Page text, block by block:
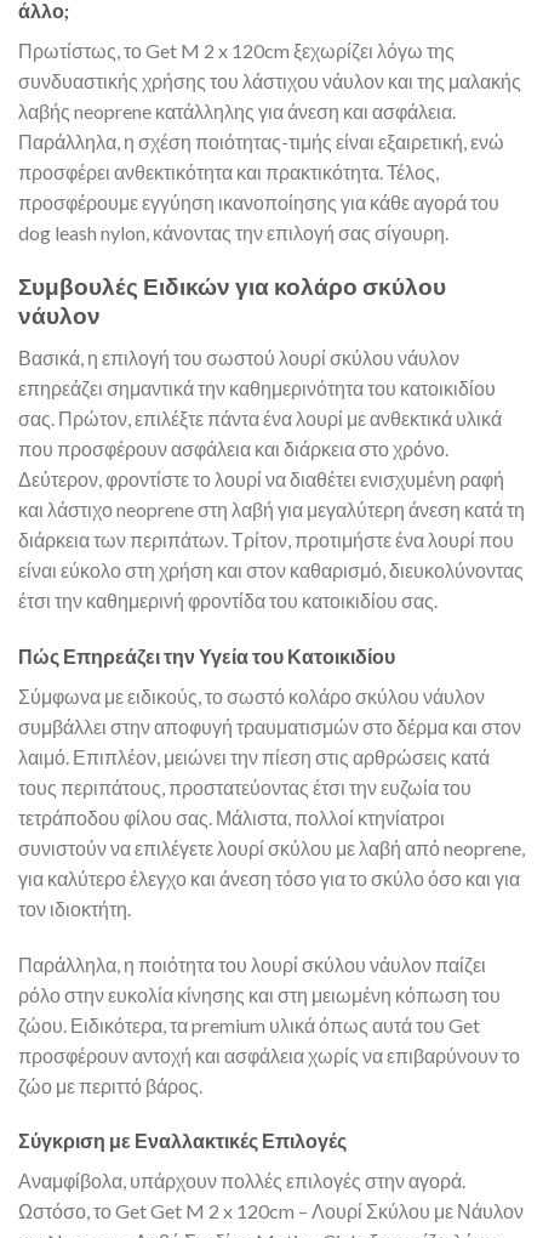
άλλο;
Πρωτίστως, το Get M 2 x 120cm ξεχωρίζει λόγω της
συνδυαστικής χρήσης του λάστιχου νάυλον και της μαλακής
λαβής neoprene κατάλληλης για άνεση και ασφάλεια.
Παράλληλα, η σχέση ποιότητας-τιμής είναι εξαιρετική, ενώ
προσφέρει ανθεκτικότητα και πρακτικότητα. Τέλος,
προσφέρουμε εγγύηση ικανοποίησης για κάθε αγορά του
dog leash nylon, κάνοντας την επιλογή σας σίγουρη.
Συμβουλές Ειδικών για κολάρο σκύλου
νάυλον
Βασικά, η επιλογή του σωστού λουρί σκύλου νάυλον
επηρεάζει σημαντικά την καθημερινότητα του κατοικιδίου
σας. Πρώτον, επιλέξτε πάντα ένα λουρί με ανθεκτικά υλικά
που προσφέρουν ασφάλεια και διάρκεια στο χρόνο.
Δεύτερον, φροντίστε το λουρί να διαθέτει ενισχυμένη ραφή
και λάστιχο neoprene στη λαβή για μεγαλύτερη άνεση κατά τη
διάρκεια των περιπάτων. Τρίτον, προτιμήστε ένα λουρί που
είναι εύκολο στη χρήση και στον καθαρισμό, διευκολύνοντας
έτσι την καθημερινή φροντίδα του κατοικιδίου σας.
Πώς Επηρεάζει την Υγεία του Κατοικιδίου
Σύμφωνα με ειδικούς, το σωστό κολάρο σκύλου νάυλον
συμβάλλει στην αποφυγή τραυματισμών στο δέρμα και στον
λαιμό. Επιπλέον, μειώνει την πίεση στις αρθρώσεις κατά
τους περιπάτους, προστατεύοντας έτσι την ευζωία του
τετράποδου φίλου σας. Μάλιστα, πολλοί κτηνίατροι
συνιστούν να επιλέγετε λουρί σκύλου με λαβή από neoprene,
για καλύτερο έλεγχο και άνεση τόσο για το σκύλο όσο και για
τον ιδιοκτήτη.
Παράλληλα, η ποιότητα του λουρί σκύλου νάυλον παίζει
ρόλο στην ευκολία κίνησης και στη μειωμένη κόπωση του
ζώου. Ειδικότερα, τα premium υλικά όπως αυτά του Get
προσφέρουν αντοχή και ασφάλεια χωρίς να επιβαρύνουν το
ζώο με περιττό βάρος.
Σύγκριση με Εναλλακτικές Επιλογές
Αναμφίβολα, υπάρχουν πολλές επιλογές στην αγορά.
Ωστόσο, το Get Get M 2 x 120cm – Λουρί Σκύλου με Νάυλον